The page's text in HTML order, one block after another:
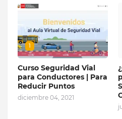
1
Curso Seguridad Vial
para Conductores | Para
Reducir Puntos
diciembre 04, 2021